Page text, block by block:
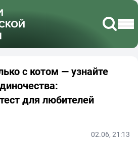
с котом — узнайте
для любителей
02.06, 21:13